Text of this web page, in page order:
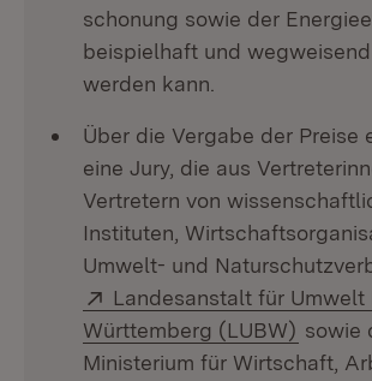
schonung sowie der
beispielhaft und
werden kann.
Über die Vergabe der Preise
eine Jury, die aus
Vertretern von
Instituten,
Umwelt- und
Extern:
Landesanstalt für Umwelt
Württemberg (LUBW) sowie
Ministerium für Wirtschaft,